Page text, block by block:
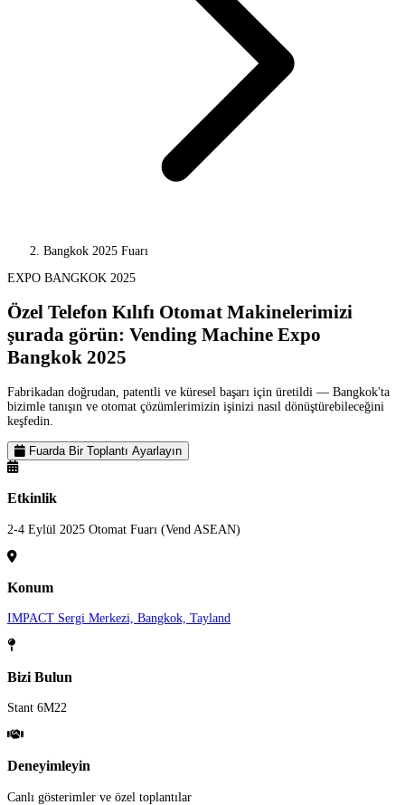
Bangkok 2025 Fuarı
EXPO BANGKOK 2025
Özel Telefon Kılıfı Otomat Makinelerimizi
şurada görün: Vending Machine Expo
Bangkok 2025
Fabrikadan doğrudan, patentli ve küresel başarı için üretildi — Bangkok'ta
bizimle tanışın ve otomat çözümlerimizin işinizi nasıl dönüştürebileceğini
keşfedin.
Fuarda Bir Toplantı Ayarlayın
Etkinlik
2-4 Eylül 2025 Otomat Fuarı (Vend ASEAN)
Konum
IMPACT Sergi Merkezi, Bangkok, Tayland
Bizi Bulun
Stant 6M22
Deneyimleyin
Canlı gösterimler ve özel toplantılar